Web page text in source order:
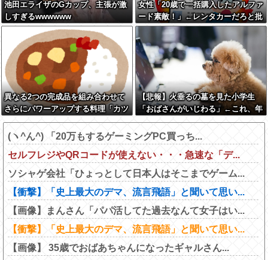
池田エライザのGカップ、主張が激
しすぎるwwwwww
女性「20歳で一括購入したアルファ
ード素敵！」←レンタカーだろと批
判殺到
異なる2つの完成品を組み合わせて
さらにパワーアップする料理「カツ
カレー」以外にない
【悲報】火垂るの墓を見た小学生
「おばさんがいじわる」←これ、年
代とともに変わっていくよな…
(ヽ^ん^) 「20万もするゲーミングPC買っち...
セルフレジやQRコードが使えない・・・急速な「デ...
ソシャゲ会社「ひょっとして日本人はそこまでゲーム...
【衝撃】「史上最大のデマ、流言飛語」と聞いて思い...
【画像】まんさん「パパ活してた過去なんて女子はい...
【衝撃】「史上最大のデマ、流言飛語」と聞いて思い...
【画像】 35歳でおばあちゃんになったギャルさん...